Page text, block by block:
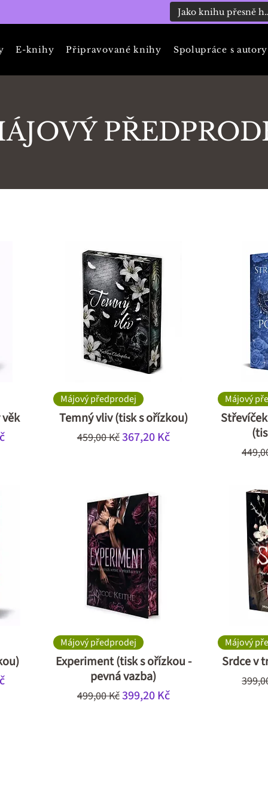
E-knihy Připravované knihy Spolupráce s autory
cena
Májový předprodej
Temný vliv (tisk s ořízkou)
Běžná cena
459,00 KčZvýhodněná cena
367,20 Kč
Májový
cena
Májový předprodej
Experiment (tisk s ořízkou -
pevná vazba)
Běžná cena
499,00 KčZvýhodněná cena
399,20 Kč
Májový
Srdce v